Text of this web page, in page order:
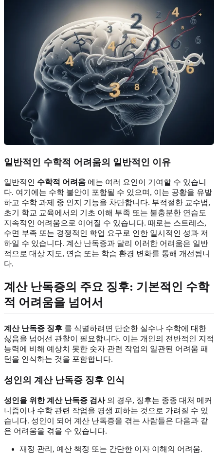
일반적인 수학적 어려움의 일반적인 이유
일반적인 수학적 어려움 에는 여러 요인이 기여할 수 있습니
다. 여기에는 수학 불안이 포함될 수 있으며, 이는 공황을 유발
하고 수학 과제 중 인지 기능을 차단합니다. 부적절한 교수법,
초기 학교 교육에서의 기초 이해 부족 또는 불충분한 연습도
지속적인 어려움으로 이어질 수 있습니다. 때로는 스트레스,
수면 부족 또는 경쟁적인 학업 요구로 인한 일시적인 성과 저
하일 수 있습니다. 계산 난독증과 달리 이러한 어려움은 일반
적으로 대상 지도, 연습 또는 학습 환경 변화를 통해 개선됩니
다.
계산 난독증의 주요 징후: 기본적인 수학
적 어려움을 넘어서
계산 난독증 징후 를 식별하려면 단순한 실수나 수학에 대한
싫음을 넘어선 관찰이 필요합니다. 이는 개인의 전반적인 지적
능력에 비해 예상치 못한 숫자 관련 작업의 일관된 어려움 패
턴을 인식하는 것을 포함합니다.
성인의 계산 난독증 징후 인식
성인을 위한 계산 난독증 검사의 경우, 징후는 종종 대처 메커
니즘이나 수학 관련 작업을 평생 피하는 것으로 가려질 수 있
습니다. 성인이 되어 계산 난독증을 겪는 사람들은 다음과 같
은 어려움을 겪을 수 있습니다.
재정 관리, 예산 책정 또는 간단한 이자 이해의 어려움.